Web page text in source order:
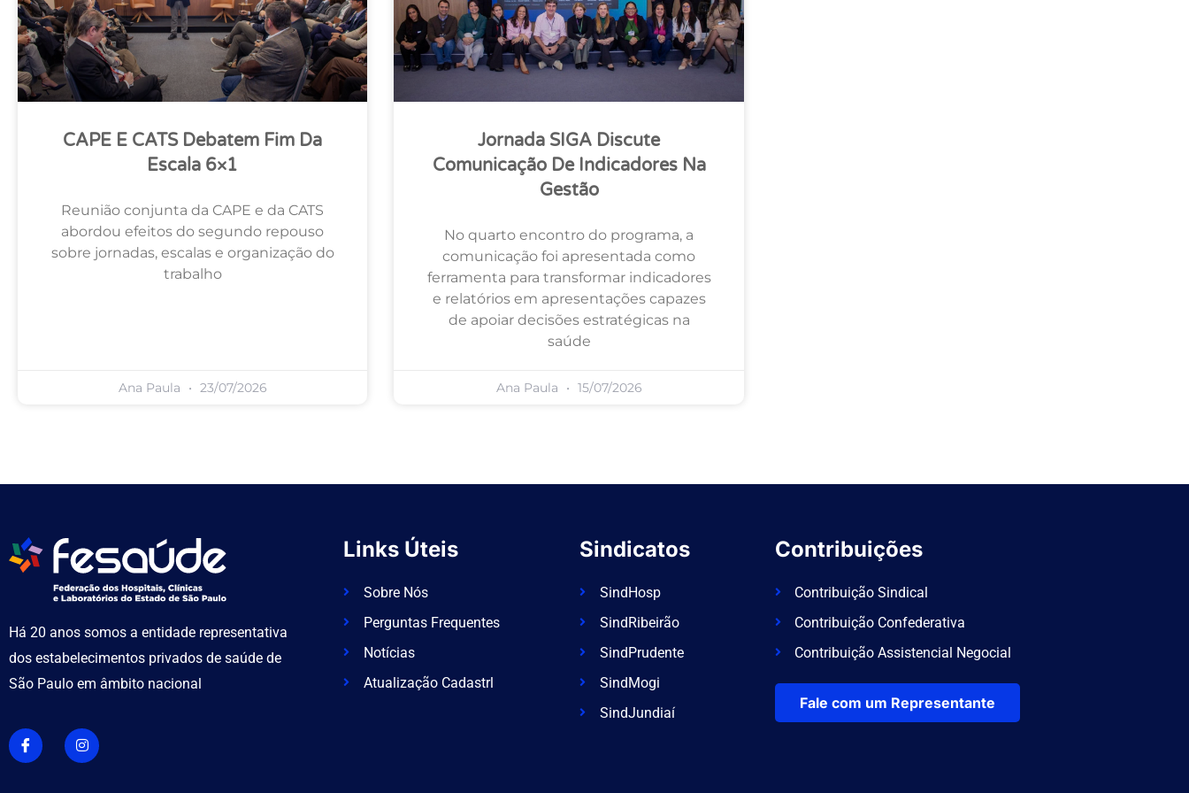
CAPE E CATS Debatem Fim Da
Escala 6×1
Reunião conjunta da CAPE e da CATS
abordou efeitos do segundo repouso
sobre jornadas, escalas e organização do
trabalho
Ana Paula 23/07/2026
Jornada SIGA Discute
Comunicação De Indicadores Na
Gestão
No quarto encontro do programa, a
comunicação foi apresentada como
ferramenta para transformar indicadores
e relatórios em apresentações capazes
de apoiar decisões estratégicas na
saúde
Ana Paula 15/07/2026
Há 20 anos somos a entidade representativa
dos estabelecimentos privados de saúde de
São Paulo em âmbito nacional
I
c
o
I
n
s
Links Úteis
Sobre Nós
Perguntas Frequentes
Notícias
Atualização Cadastrl
Sindicatos
SindHosp
SindRibeirão
SindPrudente
SindMogi
SindJundiaí
Contribuições
Contribuição Sindical
Contribuição Confederativa
Contribuição Assistencial Negocial
Fale com um Representante